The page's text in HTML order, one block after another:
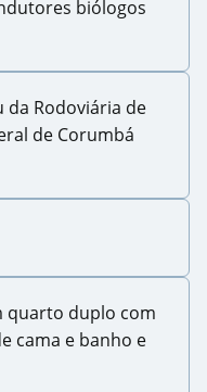
biólogos
Rodoviária de
de Corumbá
quarto duplo com
cama e banho e